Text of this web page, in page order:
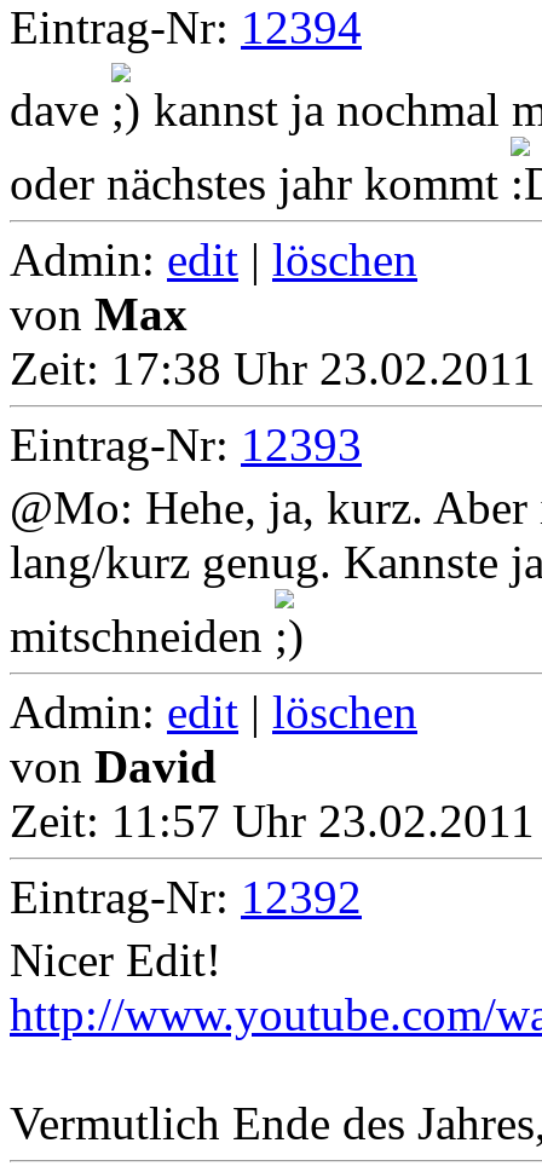
Eintrag-Nr: 12394
dave
kannst ja nochmal
oder nächstes jahr kommt
Admin: edit | löschen
von Max
Zeit: 17:38 Uhr
Eintrag-Nr: 12393
@Mo: Hehe, ja, kurz.
lang/kurz genug. Kannste
mitschneiden
Admin: edit | löschen
von David
Zeit: 11:57 Uhr
Eintrag-Nr: 12392
Nicer Edit!
http://www.youtube.com/
Vermutlich Ende des